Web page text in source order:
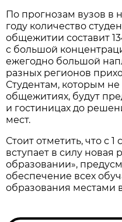
По прогнозам вузов в
году количество
общежитии составит
с большой
ежегодно большой
разных регионов
Студентам, которым не
общежитиях, будут
и гостиницах до
мест.
Стоит отметить, что с 1
вступает в силу новая
образовании»,
обеспечение всех
образования местами